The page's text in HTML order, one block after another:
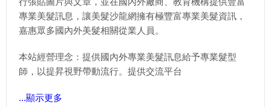
專業美髮訊息，讓美髮沙龍網擁有極豐富專業美髮資訊，
嘉惠眾多國內外美髮相關從業人員。
本站經營理念：提供國內外專業美髮訊息給予專業髮型
師，以提昇視野帶動流行。提供交流平台
...顯示更多